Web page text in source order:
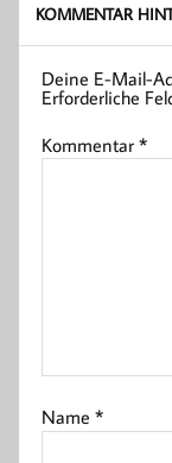
KOMMENTAR
Deine E-Mail-
Erforderliche
Kommentar*
Name*